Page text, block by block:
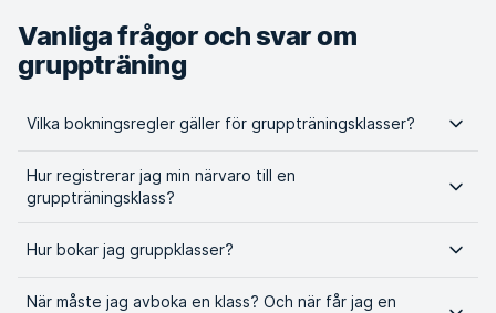
Vanliga frågor och svar om
gruppträning
Vilka bokningsregler gäller för gruppträningsklasser?
Hur registrerar jag min närvaro till en
gruppträningsklass?
Hur bokar jag gruppklasser?
När måste jag avboka en klass? Och när får jag en